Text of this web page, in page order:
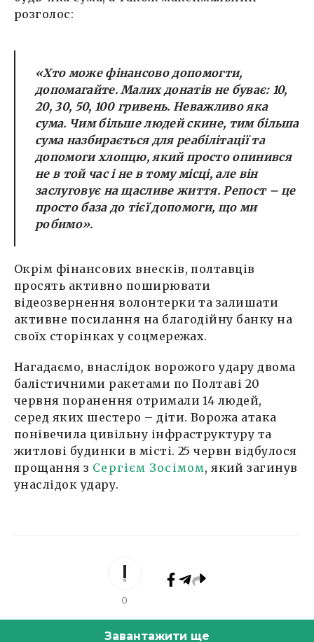
розголос:
«Хто може фінансово допомогти,
допомагайте. Малих донатів не буває: 10,
20, 30, 50, 100 гривень. Неважливо яка
сума. Чим більше людей скине, тим більша
сума назбирається для реабілітації та
допомоги хлопцю, який просто опинився
не в той час і не в тому місці, але він
заслуговує на щасливе життя. Репост – це
просто база до тієї допомоги, що ми
робимо».
Окрім фінансових внесків, полтавців
просять активно поширювати
відеозвернення волонтерки та залишати
активне посилання на благодійну банку на
своїх сторінках у соцмережах.
Нагадаємо, внаслідок ворожого удару двома
балістичними ракетами по Полтаві 20
червня поранення отримали 14 людей,
серед яких шестеро – діти. Ворожа атака
понівечила цивільну інфраструктуру та
житлові будинки в місті. 25 червн відбулося
прощання з Сергієм Зосімом, який загинув
унаслідок удару.
0
Завантажити ще